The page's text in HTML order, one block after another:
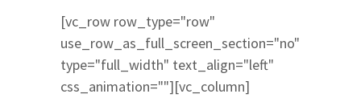
[vc_row row_type="row"
use_row_as_full_screen_section="no"
type="full_width" text_align="left"
css_animation=""][vc_column]